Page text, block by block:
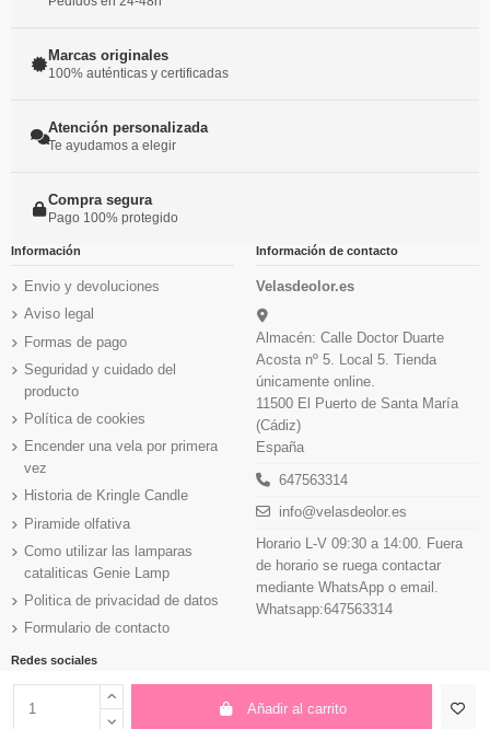
Añadir al carrito
Marcas originales
100% auténticas y certificadas
Atención personalizada
Te ayudamos a elegir
Compra segura
Pago 100% protegido
Información
Envio y devoluciones
Aviso legal
Formas de pago
Seguridad y cuidado del
producto
Política de cookies
Encender una vela por primera
vez
Historia de Kringle Candle
Piramide olfativa
Como utilizar las lamparas
cataliticas Genie Lamp
Politica de privacidad de datos
Formulario de contacto
Información de contacto
Velasdeolor.es
Almacén: Calle Doctor Duarte
Acosta nº 5. Local 5. Tienda
únicamente online.
11500 El Puerto de Santa María
(Cádiz)
España
647563314
info@velasdeolor.es
Horario L-V 09:30 a 14:00. Fuera
de horario se ruega contactar
mediante WhatsApp o email.
Whatsapp:647563314
Redes sociales